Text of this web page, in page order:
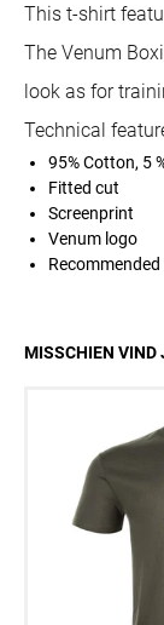
This t-shirt
The Venum
look as for
Technical
95% Cotton, 5
Fitted cut
Screenprint
Venum logo
MISSCHIEN VIND